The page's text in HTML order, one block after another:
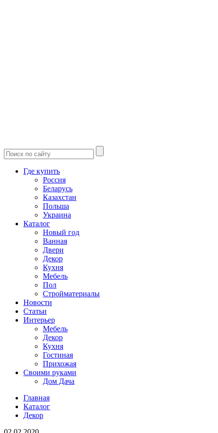
Где купить
Россия
Беларусь
Казахстан
Польша
Украина
Каталог
Новый год
Ванная
Двери
Декор
Кухня
Мебель
Пол
Стройматериалы
Новости
Статьи
Интерьер
Мебель
Декор
Кухня
Гостиная
Прихожая
Своими руками
Дом Дача
Главная
Каталог
Декор